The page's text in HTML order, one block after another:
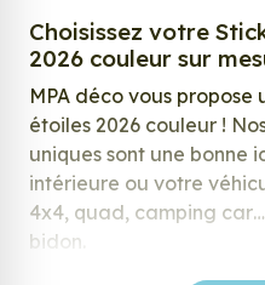
Choisissez votre
2026 couleur sur
MPA déco vous propose
étoiles 2026 couleur !
uniques sont une bonne
intérieure ou votre
4x4, quad, camping
bidon.